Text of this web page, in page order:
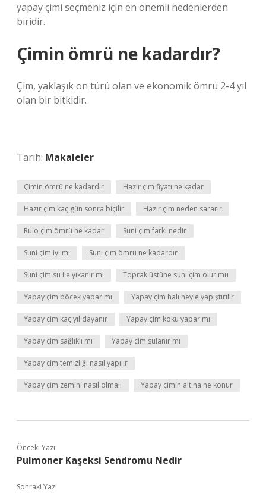
yapay çimi seçmeniz için en önemli nedenlerden
biridir.
Çimin ömrü ne kadardır?
Çim, yaklaşık on türü olan ve ekonomik ömrü 2-4 yıl
olan bir bitkidir.
Tarih: Makaleler
Çimin ömrü ne kadardır Hazır çim fiyatı ne kadar
Hazır çim kaç gün sonra biçilir Hazır çim neden sararır
Rulo çim ömrü ne kadar Suni çim farkı nedir
Suni çim iyi mi Suni çim ömrü ne kadardır
Suni çim su ile yıkanır mı Toprak üstüne suni çim olur mu
Yapay çim böcek yapar mı Yapay çim halı neyle yapıştırılır
Yapay çim kaç yıl dayanır Yapay çim koku yapar mı
Yapay çim sağlıklı mı Yapay çim sulanır mı
Yapay çim temizliği nasıl yapılır
Yapay çim zemini nasıl olmalı Yapay çimin altına ne konur
Önceki Yazı
Pulmoner Kaşeksi Sendromu Nedir
Sonraki Yazı